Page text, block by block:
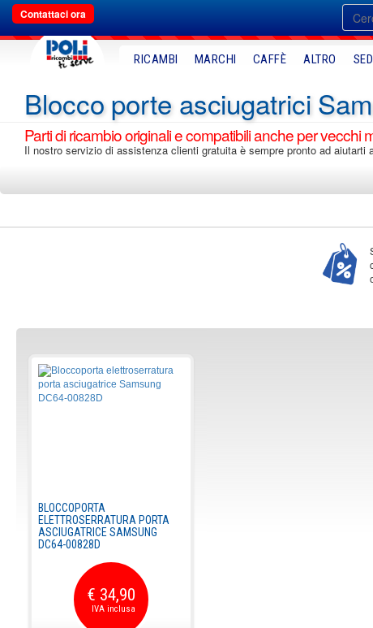
Contattaci ora
RICAMBI MARCHI CAFFÈ ALTRO
Blocco porte asciugatrici
Parti di ricambio originali e compatibili anche per vecchi
Il nostro servizio di assistenza clienti gratuita è sempre pronto ad
BLOCCOPORTA
ELETTROSERRATURA PORTA
ASCIUGATRICE SAMSUNG
DC64-00828D
€ 34,90